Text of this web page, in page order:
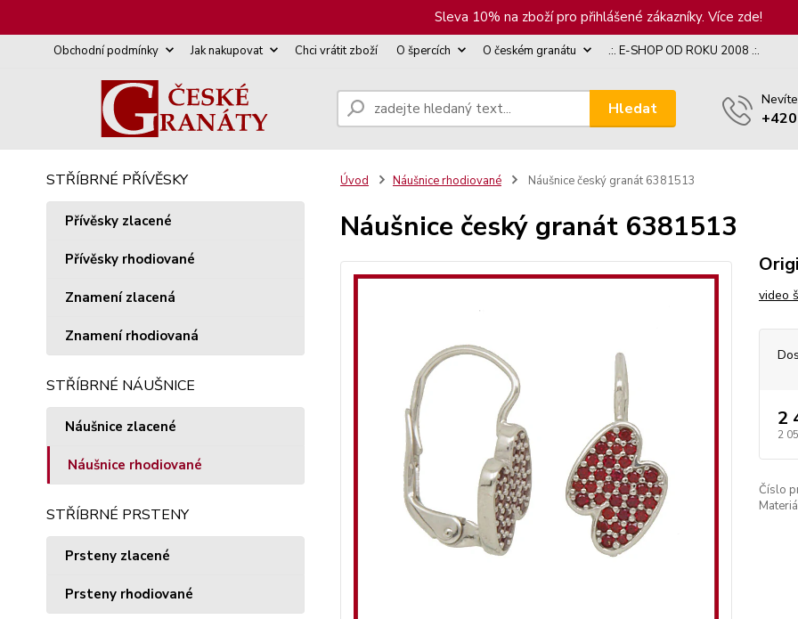
Sleva 10% na zboží pro přihlášené zákazníky. Více zde!
Obchodní podmínky Jak nakupovat Chci vrátit zboží O špercích O českém granátu .:. E-SHOP OD ROKU 2008 .:.
Hledat
STŘÍBRNÉ PŘÍVĚSKY
Přívěsky zlacené
Přívěsky rhodiované
Znamení zlacená
Znamení rhodiovaná
STŘÍBRNÉ NÁUŠNICE
Náušnice zlacené
Náušnice rhodiované
STŘÍBRNÉ PRSTENY
Prsteny zlacené
Prsteny rhodiované
Úvod Náušnice rhodiované Náušnice český granát 6381513
Náušnice český granát 6381513
video
2
2
Číslo